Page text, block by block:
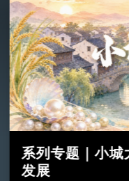
系列专题｜小城
发展